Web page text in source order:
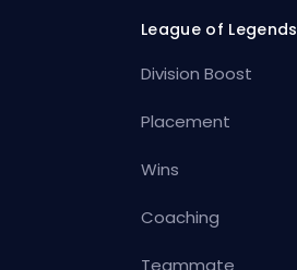
League of Legends
Division Boost
Placement
Wins
Coaching